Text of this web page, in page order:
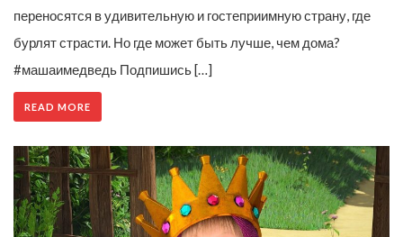
переносятся в удивительную и гостеприимную страну, где
бурлят страсти. Но где может быть лучше, чем дома?
#машаимедведь Подпишись […]
READ MORE